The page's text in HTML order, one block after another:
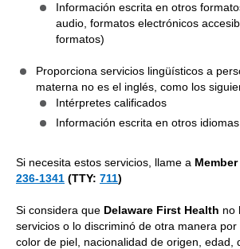
Información escrita en otros
audio, formatos electrónicos
formatos)
Proporciona servicios lingüísticos a
materna no es el inglés, como los
Intérpretes calificados
Información escrita en otros idiomas
Si necesita estos servicios, llame a
236-1341 (TTY: 711)
Si considera que Delaware First Health no
servicios o lo discriminó de otra manera por
color de piel, nacionalidad de origen, edad,